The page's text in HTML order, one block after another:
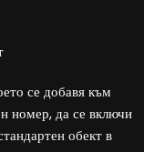
се добавя към
номер, да се включи
обект в